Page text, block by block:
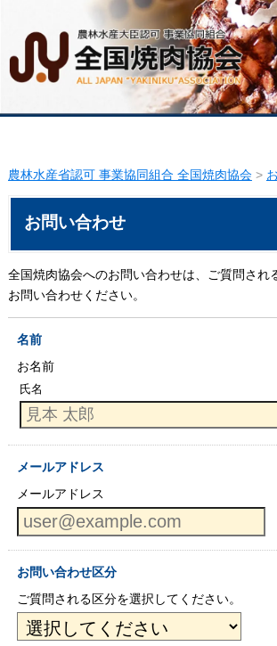
農林水産省認可 事業協同組合 全国焼肉協会 >
お問い合わせ
全国焼肉協会へのお問い合わせは、ご質問され
お問い合わせください。
名前
お名前
氏名
メールアドレス
メールアドレス
お問い合わせ区分
ご質問される区分を選択してください。